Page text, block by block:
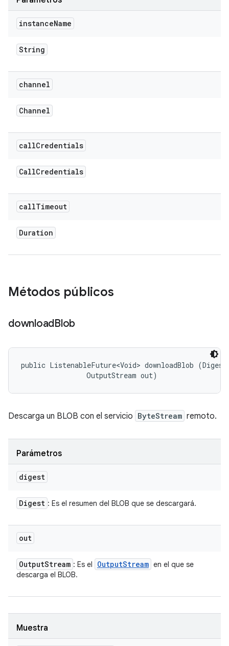
instanceName
String
channel
Channel
callCredentials
CallCredentials
callTimeout
Duration
Métodos públicos
downloadBlob
public ListenableFuture<Void> downloadBlob
                OutputStream out)
Descarga un BLOB con el servicio ByteStream remoto.
Parámetros
digest
Digest : Es el resumen del BLOB que se descargará.
out
OutputStream : Es el OutputStream en el que se
descarga el BLOB.
Muestra